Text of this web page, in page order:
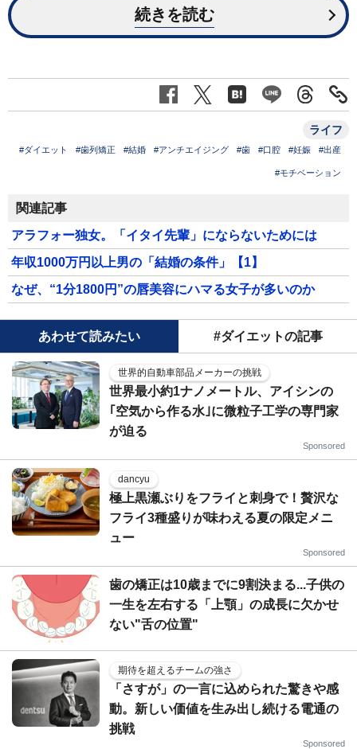
続きを読む
ライフ
#ダイエット #歯列矯正 #結婚 #アンチエイジング #歯 #口腔 #妊娠 #出産
#モチベーション
関連記事
アラフォー独女。「イタイ先輩」にならないためには
年収1000万円以上男の「結婚の条件」【1】
なぜ、“1分1800円”の唇美容にハマる女子が多いのか
あわせて読みたい #ダイエットの記事
世界的自動車部品メーカーの挑戦
世界最小約1ナノメートル、アイシンの
｢空気から作る水｣に微粒子工学の専門家
が迫る
Sponsored
dancyu
極上黒瀬ぶりをフライと刺身で！贅沢な
フライ3種盛りが味わえる夏の限定メニ
ュー
Sponsored
歯の矯正は10歳までに9割決まる...子供の
一生を左右する「上顎」の成長に欠かせ
ない"舌の位置"
期待を超えるチームの強さ
「さすが」の一言に込められた驚きや感
動。新しい価値を生み出し続ける電通の
挑戦
Sponsored